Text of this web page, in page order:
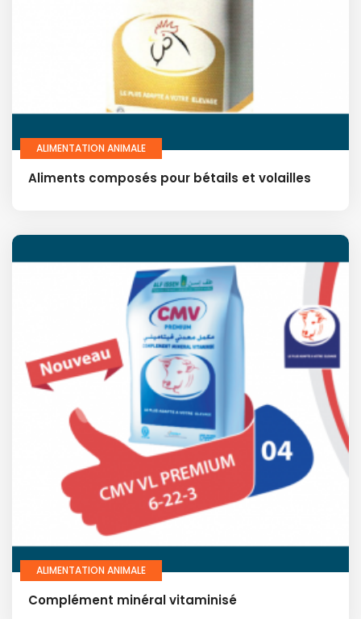
ALIMENTATION ANIMALE
Aliments composés pour bétails et volailles
ALIMENTATION ANIMALE
Complément minéral vitaminisé